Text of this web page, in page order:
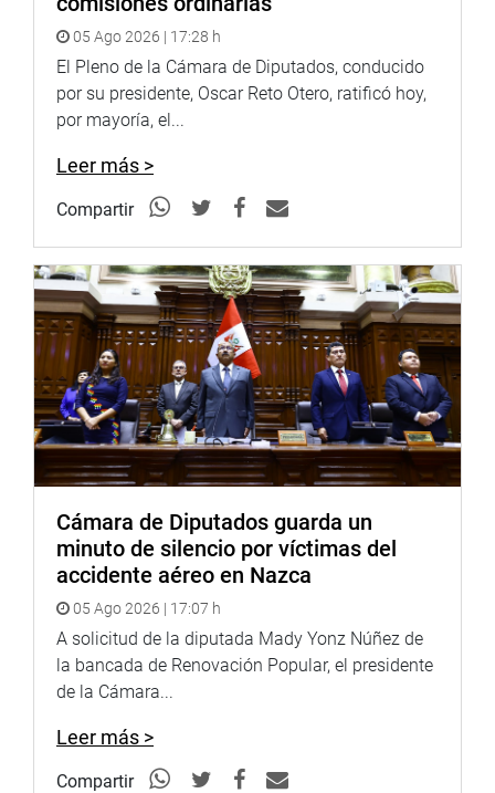
http://www4.congreso.gob.pe/fotografia.asp
05 Ago 2026 | 17:28 h
El Pleno de la Cámara de Diputados, conducido
por su presidente, Oscar Reto Otero, ratificó hoy,
por mayoría, el...
Leer más >
Compartir
Cámara de Diputados guarda un
minuto de silencio por víctimas del
accidente aéreo en Nazca
05 Ago 2026 | 17:07 h
A solicitud de la diputada Mady Yonz Núñez de
la bancada de Renovación Popular, el presidente
de la Cámara...
Leer más >
Compartir